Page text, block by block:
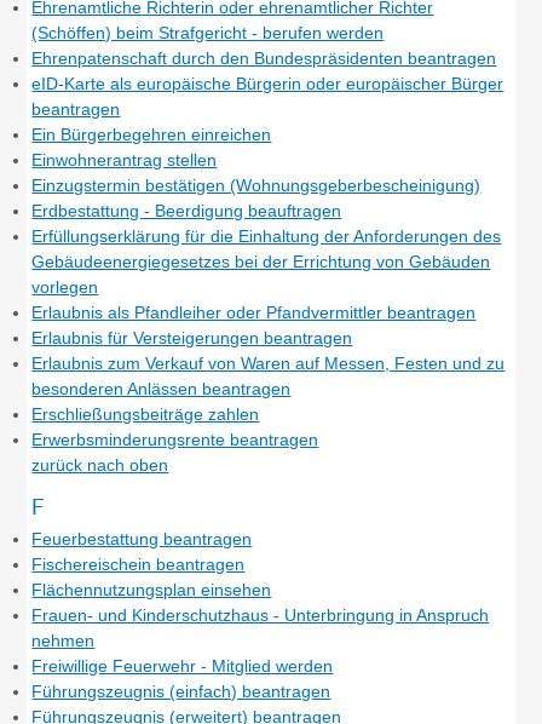
Ehrenamtliche Richterin oder ehrenamtlicher Richter
(Schöffen) beim Strafgericht - berufen werden
Ehrenpatenschaft durch den Bundespräsidenten beantragen
eID-Karte als europäische Bürgerin oder europäischer Bürger
beantragen
Ein Bürgerbegehren einreichen
Einwohnerantrag stellen
Einzugstermin bestätigen (Wohnungsgeberbescheinigung)
Erdbestattung - Beerdigung beauftragen
Erfüllungserklärung für die Einhaltung der Anforderungen des
Gebäudeenergiegesetzes bei der Errichtung von Gebäuden
vorlegen
Erlaubnis als Pfandleiher oder Pfandvermittler beantragen
Erlaubnis für Versteigerungen beantragen
Erlaubnis zum Verkauf von Waren auf Messen, Festen und zu
besonderen Anlässen beantragen
Erschließungsbeiträge zahlen
Erwerbsminderungsrente beantragen
zurück nach oben
F
Feuerbestattung beantragen
Fischereischein beantragen
Flächennutzungsplan einsehen
Frauen- und Kinderschutzhaus - Unterbringung in Anspruch
nehmen
Freiwillige Feuerwehr - Mitglied werden
Führungszeugnis (einfach) beantragen
Führungszeugnis (erweitert) beantragen